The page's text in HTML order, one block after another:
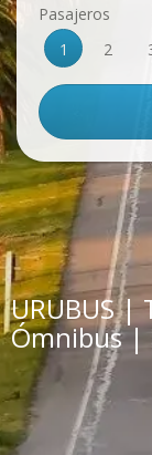
Pasajeros
1
2
URUBUS |
Ómnibus |